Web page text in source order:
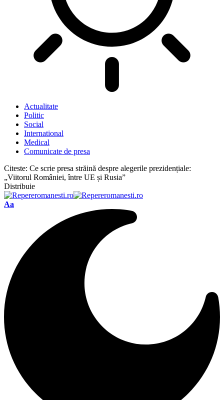
Actualitate
Politic
Social
International
Medical
Comunicate de presa
Citeste: Ce scrie presa străină despre alegerile prezidențiale:
„Viitorul României, între UE și Rusia”
Distribuie
Font
Aa